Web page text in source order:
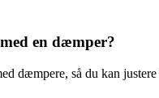
en dæmper?
dæmpere, så du kan